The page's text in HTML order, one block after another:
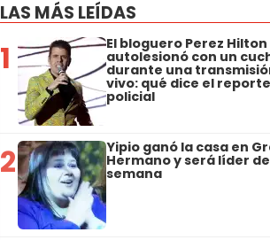
LAS MÁS LEÍDAS
1 El bloguero Perez Hilton
autolesionó con un
durante una
vivo: qué dice el reporte
policial
2 Yipio ganó la casa en
Hermano y será líder
semana